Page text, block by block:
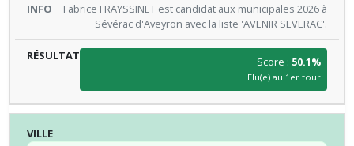
Fabrice FRAYSSINET est candidat aux municipales 2026 à
Sévérac d'Aveyron avec la liste 'AVENIR SEVERAC'.
Score : 50.1%
Elu(e) au 1er tour